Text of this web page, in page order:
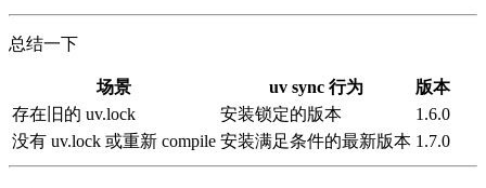
总结一下
场景 uv sync 行为
版本
存在旧的 uv.lock
安装锁定的版本
1.6.0
没有 uv.lock 或重新 compile 安装满足条件的最新版本 1.7.0